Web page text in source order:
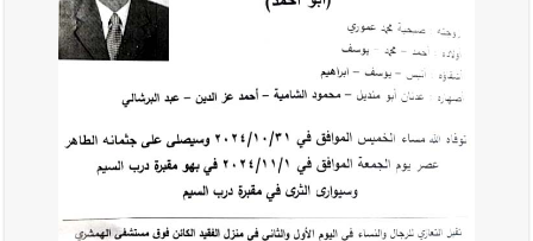
عمر مرجان يطلق أكاديمية نادي الحرية لكرة القدم
أخبار لبنان
بالتفاصيل : جلسة لمجلس الوزراء في قصر بعبدا الوقائع
والمقررات : تعيينات ورد 4 قوانين وزيادات الغلاء| الرئيس عون
شدد على تفهم ترامب واردوغان لوضع لبنان وكشف عن مؤتمر